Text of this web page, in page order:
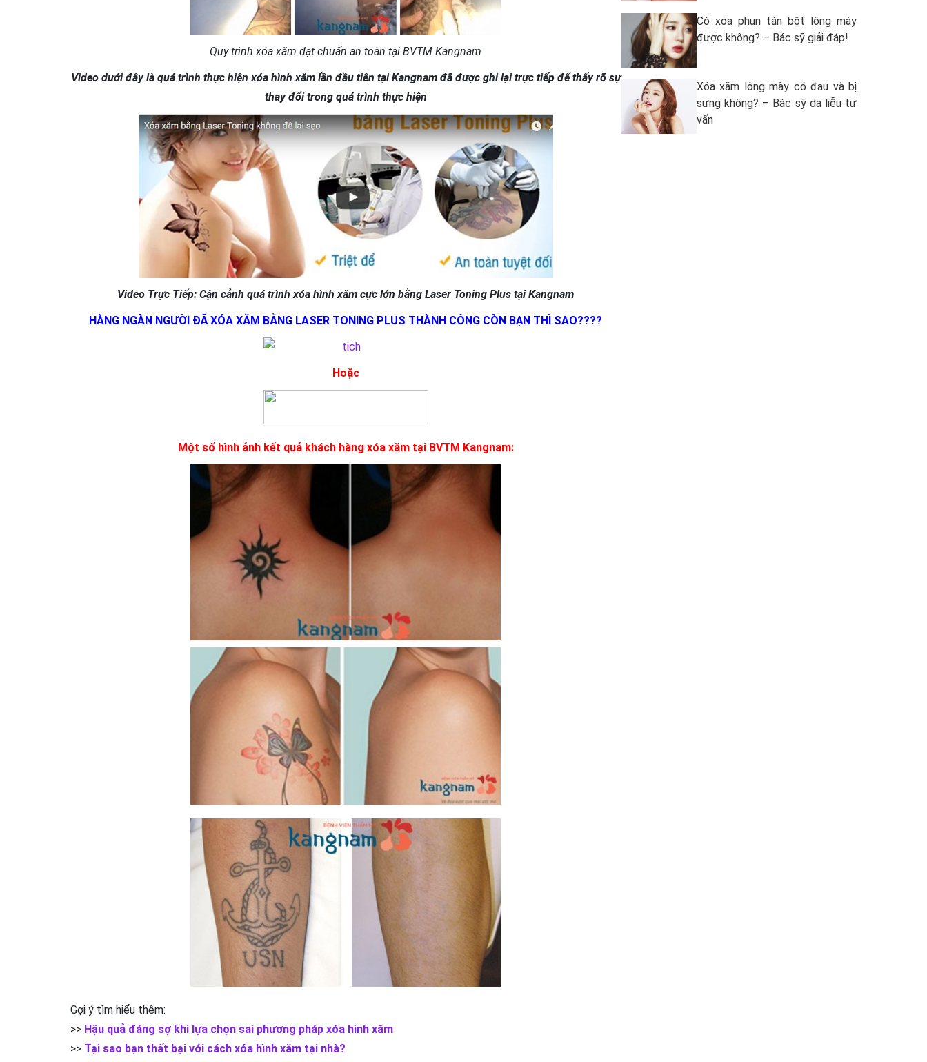
Quy trình xóa xăm đạt chuẩn an toàn tại BVTM Kangnam
Video dưới đây là quá trình thực hiện xóa hình xăm lần đầu tiên tại Kangnam đã được ghi lại trực tiếp để thấy rõ sự
thay đổi trong quá trình thực hiện
Video Trực Tiếp: Cận cảnh quá trình xóa hình xăm cực lớn bằng Laser Toning Plus tại Kangnam
HÀNG NGÀN NGƯỜI ĐÃ XÓA XĂM BẰNG LASER TONING PLUS THÀNH CÔNG CÒN BẠN THÌ SAO????
Hoặc
Một số hình ảnh kết quả khách hàng xóa xăm tại BVTM Kangnam:
Gợi ý tìm hiểu thêm:
>> Hậu quả đáng sợ khi lựa chọn sai phương pháp xóa hình xăm
>> Tại sao bạn thất bại với cách xóa hình xăm tại nhà?
Có xóa phun tán bột lông mày
được không? – Bác sỹ giải đáp!
Xóa xăm lông mày có đau và bị
sưng không? – Bác sỹ da liễu tư
vấn